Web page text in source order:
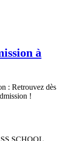
à
: Retrouvez dès
!